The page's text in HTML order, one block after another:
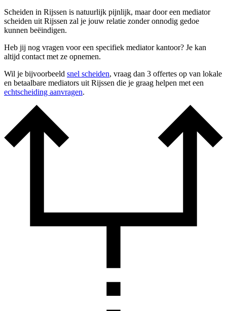
Scheiden in Rijssen is natuurlijk pijnlijk, maar door een mediator
scheiden uit Rijssen zal je jouw relatie zonder onnodig gedoe
kunnen beëindigen.
Heb jij nog vragen voor een specifiek mediator kantoor? Je kan
altijd contact met ze opnemen.
Wil je bijvoorbeeld snel scheiden, vraag dan 3 offertes op van lokale
en betaalbare mediators uit Rijssen die je graag helpen met een
echtscheiding aanvragen.